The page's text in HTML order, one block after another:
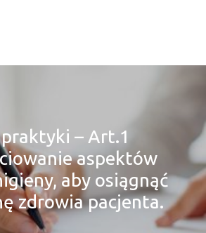
– Art.1
aspektów
aby osiągnąć
zdrowia pacjenta.